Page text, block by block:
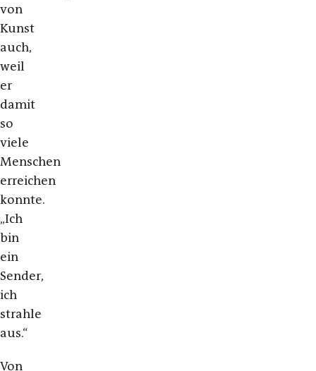
von
Kunst
auch,
weil
er
damit
so
viele
Menschen
erreichen
konnte.
„Ich
bin
ein
Sender,
ich
strahle
aus.“
Von